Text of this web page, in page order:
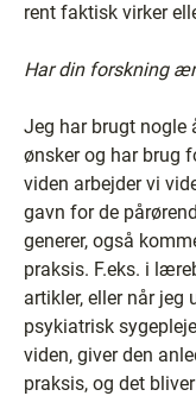
rent faktisk virker
Har din forskning
Jeg har brugt nogle
ønsker og har brug
viden arbejder vi
gavn for de
generer, også
praksis. F.eks. i
artikler, eller når jeg
psykiatrisk
viden, giver den
praksis, og det